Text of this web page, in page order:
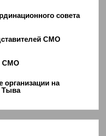
совета
СМО
СМО
на
Тыва